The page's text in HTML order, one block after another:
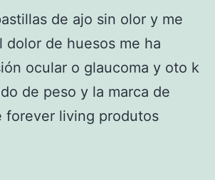
de ajo sin olor y me
dolor de huesos me ha
ocular o glaucoma y oto k
de peso y la marca de
forever living produtos